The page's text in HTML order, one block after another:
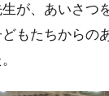
が、あいさつ
もたちからの